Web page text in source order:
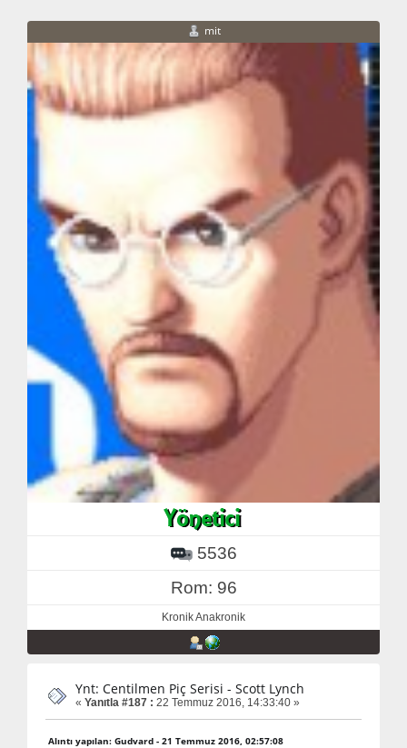
mit
5536
Rom: 96
Kronik Anakronik
Ynt: Centilmen Piç Serisi - Scott Lynch
« Yanıtla #187 : 22 Temmuz 2016, 14:33:40 »
Alıntı yapılan: Gudvard - 21 Temmuz 2016, 02:57:08